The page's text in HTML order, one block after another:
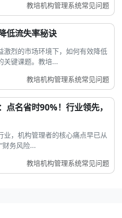
教培机构管理系统常见问题
低流失率秘诀
激烈的市场环境下，如何有效降低
关键课题。教培...
教培机构管理系统常见问题
点名省时90%！行业领先，
业，机构管理者的核心痛点早已从
财务风险...
教培机构管理系统常见问题